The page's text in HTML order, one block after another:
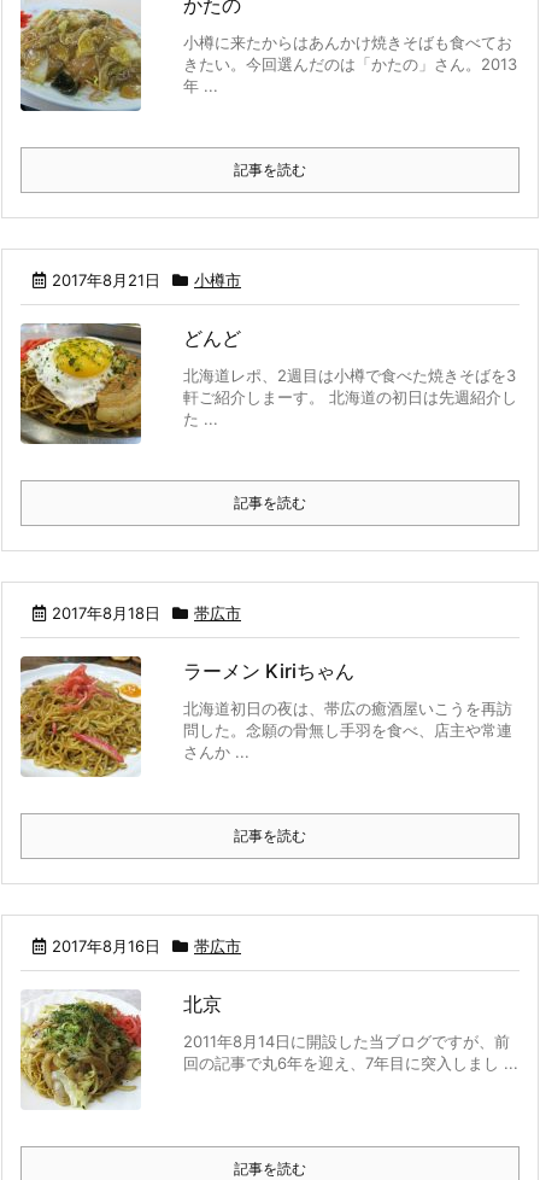
小樽に来たからはあんかけ焼きそばも食べてお
きたい。今回選んだのは「かたの」さん。2013
年 ...
記事を読む
2017年8月21日 小樽市
どんど
北海道レポ、2週目は小樽で食べた焼きそばを3
軒ご紹介しまーす。 北海道の初日は先週紹介し
た ...
記事を読む
2017年8月18日 帯広市
ラーメン Kiriちゃん
北海道初日の夜は、帯広の癒酒屋いこうを再訪
問した。念願の骨無し手羽を食べ、店主や常連
さんか ...
記事を読む
2017年8月16日 帯広市
北京
2011年8月14日に開設した当ブログですが、前
回の記事で丸6年を迎え、7年目に突入しまし ...
記事を読む